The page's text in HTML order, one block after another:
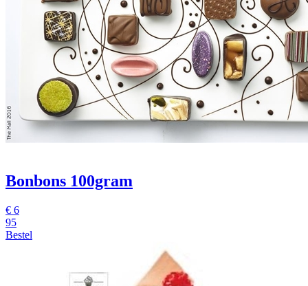
Bonbons 100gram
€ 6
95
Bestel